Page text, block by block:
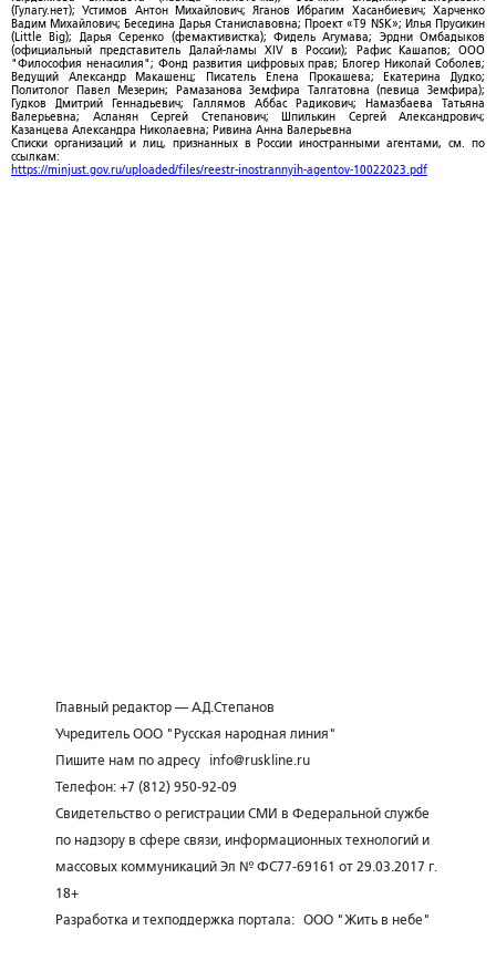
(Гулагу.нет); Устимов Антон Михайлович; Яганов Ибрагим Хасанбиевич; Харченко
Вадим Михайлович; Беседина Дарья Станиславовна; Проект «T9 NSK»; Илья Прусикин
(Little Big); Дарья Серенко (фемактивистка); Фидель Агумава; Эрдни Омбадыков
(официальный представитель Далай-ламы XIV в России); Рафис Кашапов; ООО
"Философия ненасилия"; Фонд развития цифровых прав; Блогер Николай Соболев;
Ведущий Александр Макашенц; Писатель Елена Прокашева; Екатерина Дудко;
Политолог Павел Мезерин; Рамазанова Земфира Талгатовна (певица Земфира);
Гудков Дмитрий Геннадьевич; Галлямов Аббас Радикович; Намазбаева Татьяна
Валерьевна; Асланян Сергей Степанович; Шпилькин Сергей Александрович;
Казанцева Александра Николаевна; Ривина Анна Валерьевна
Списки организаций и лиц, признанных в России иностранными агентами, см. по
ссылкам:
https://minjust.gov.ru/uploaded/files/reestr-inostrannyih-agentov-10022023.pdf
Главный редактор — А.Д.Степанов
Учредитель ООО "Русская народная линия"
Пишите нам по адресу
info@ruskline.ru
Телефон: +7 (812) 950-92-09
Свидетельство о регистрации СМИ в Федеральной службе
по надзору в сфере связи, информационных технологий и
массовых коммуникаций Эл № ФС77-69161 от 29.03.2017 г.
18+
Разработка и техподдержка портала: ООО "Жить в небе"